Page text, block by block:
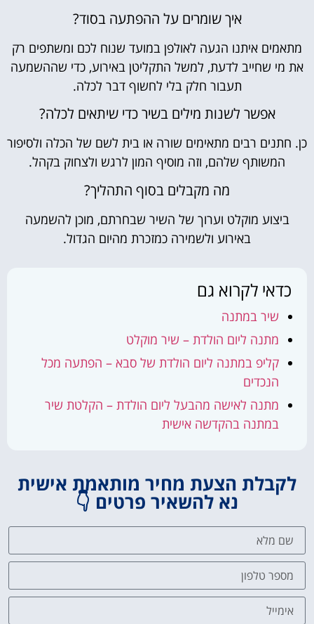
איך שומרים על ההפתעה בסוד?
מתאמים איתנו הגעה לאולפן במועד שנוח לכם ומשתפים רק
את מי שחייב לדעת, למשל התקליטן באירוע, כדי שההשמעה
תעבור חלק בלי לחשוף דבר לכלה.
אפשר לשנות מילים בשיר כדי שיתאים לכלה?
כן. חתנים רבים מתאימים שורה או בית לשם של הכלה ולסיפור
המשותף שלהם, וזה מוסיף המון לרגש ולצחוק בקהל.
מה מקבלים בסוף התהליך?
ביצוע מוקלט וערוך של השיר שבחרתם, מוכן להשמעה
באירוע ולשמירה כמזכרת מהיום הגדול.
כדאי לקרוא גם
שיר במתנה
מתנה ליום הולדת – שיר מוקלט
קליפ במתנה ליום הולדת של סבא – הפתעה מכל
הנכדים
מתנה לאישה מהבעל ליום הולדת – הקלטת שיר
במתנה בהקדשה אישית
לקבלת הצעת מחיר מותאמת אישית
נא להשאיר פרטים 👇